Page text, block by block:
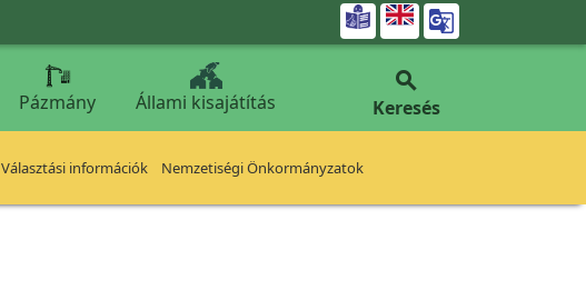

Pázmány Állami kisajátítás

Keresés
Választási információk Nemzetiségi Önkormányzatok